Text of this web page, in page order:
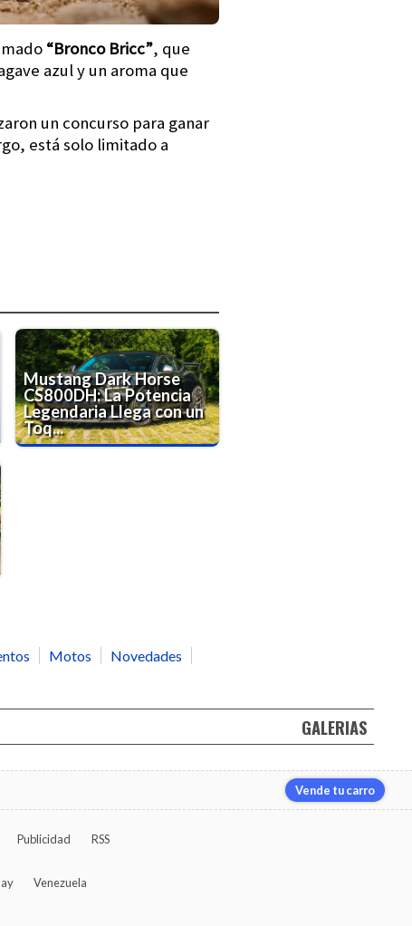
“Bronco Bricc”, que
azul y un aroma que
un concurso para ganar
está solo limitado a
Mustang Dark Horse
CS800DH: La Potencia
Legendaria Llega con un
Toq...
Motos
Novedades
GALERIAS
Vende tu carro
Publicidad RSS
Venezuela